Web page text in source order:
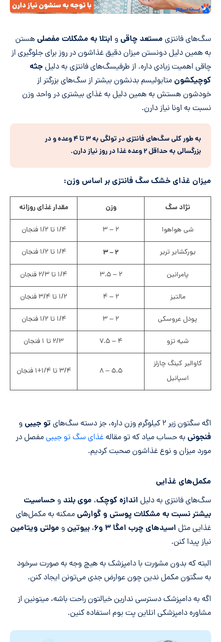
سگ‌های فانتزی مستعد چاقی و ابتلا به مشکلات مفصلیهستن
به همین دلیل دونستن میزان دقیق غذاشون در روز برای جلوگیری از
چاقی اهمیت زیادی داره. از طرفیسگ‌های فانتزی به دلیل جثه
کوچیکشونمتابولیسم بدنشون بیشتر از سگ‌های بزرگتر از
خودشون هستش به همین دلیل به غذای بیشتری در واحد وزن
نسبت به اونا نیاز دارن.
به طور کلی سگ‌های فانتزی در تولگی به ۳ تا ۴ وعده و در
بزرگسالی به حداقل ۲ وعده غذا در روز نیاز دارن
.
میزان غذای خشک سگ فانتزی بر اساس وزن:
نژاد سگ وزن مقدار غذای روزانه
شی هواهوا ۲ – ۳ ۱/۴ تا ۱/۲ فنجان
یورکشایر تریر ۲ – ۳ ۱/۴ تا ۱/۲ فنجان
پامرانین ۲ – ۳.۵ ۱/۴ تا ۲/۳ فنجان
مالتیز ۲ – ۴ ۱/۲ تا ۳/۴ فنجان
پودل عروسکی ۲ – ۳ ۱/۴ تا ۱/۲ فنجان
شیه‌ تزو ۴ – ۷.۵ ۲/۳ تا ۱ فنجان
کاوالیر کینگ چارلز
اسپانیل
۵.۵ – ۸ ۳/۴ تا ۱/۴+۱ فنجان
اگه سگتون زیر ۲ کیلوگرم وزن داره، جز دسته سگ‌های تو جیبی و
فنجونی به حساب میاد که تو مقالهغذای سگ تو جیبیمفصل در
مورد میزان و نوع غذاشون صحبت کردیم.
مکمل‌های غذایی
سگ‌های فانتزی به دلیل اندازه کوچک، موی بلند و حساسیت
بیشتر نسبت به مشکلات پوستی و گوارشیممکنه به مکمل‌های
غذایی مثل اسیدهای چرب امگا ۳ و۶ ، بیوتین و مولتی ویتامین
نیاز پیدا کنن.
البته که بدون مشورت با دامپزشک به هیچ وجه به صورت سرخود
به سگتون مکمل ندین چون عوارض جدی می‌تونن ایجاد کنن.
اگه به دامپزشک دسترسی ندارین خیالتون راحت باشه، میتونین از
مشاوره دامپزشکی انلاین پت بوم استفاده کنین.